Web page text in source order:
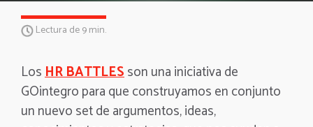
Lectura de 9 min.
LosHR BATTLESson una iniciativa de
GOintegro para que construyamos en conjunto
un nuevo set de argumentos, ideas,